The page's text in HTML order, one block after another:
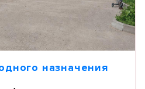
назначения